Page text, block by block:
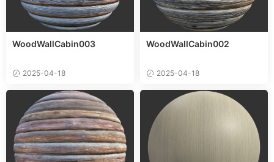
WoodWallCabin003
2025-04-18
WoodWallCabin002
2025-04-18